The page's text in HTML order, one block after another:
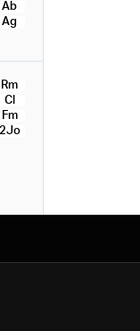
Ab
Ag
Rm
Cl
Fm
2Jo